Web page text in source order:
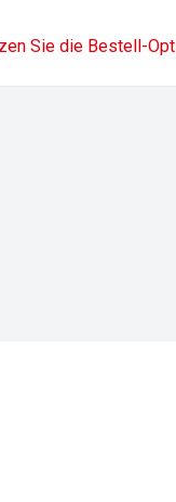
Sie die Bestell-